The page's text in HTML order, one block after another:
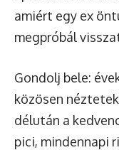
amiért egy ex
megpróbál
Gondolj bele:
közösen
délután a
pici, mindennapi